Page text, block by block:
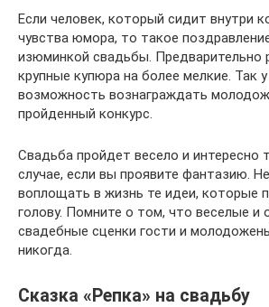
Если человек, который сидит внутри
чувства юмора, то такое
изюминкой свадьбы. Предварительно
крупные купюра на более мелкие. Так
возможность вознаграждать
пройденный конкурс.
Свадьба пройдет весело и интересно
случае, если вы проявите фантазию.
воплощать в жизнь те идеи, которые
голову. Помните о том, что веселые и
свадебные сценки гости и
никогда.
Сказка «Репка» на свадьбу